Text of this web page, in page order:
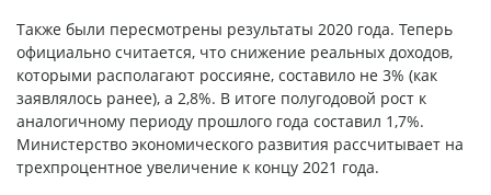
Также были пересмотрены результаты 2020 года. Теперь
официально считается, что снижение реальных доходов,
которыми располагают россияне, составило не 3% (как
заявлялось ранее), а 2,8%. В итоге полугодовой рост к
аналогичному периоду прошлого года составил 1,7%.
Министерство экономического развития рассчитывает на
трехпроцентное увеличение к концу 2021 года.